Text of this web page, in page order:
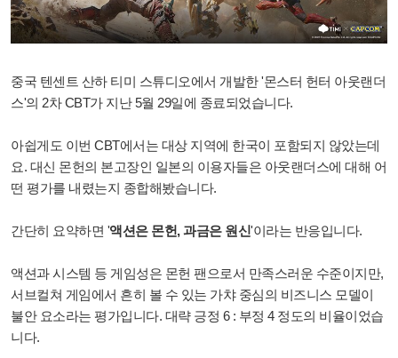
중국 텐센트 산하 티미 스튜디오에서 개발한 '몬스터 헌터 아웃랜더
스'의 2차 CBT가 지난 5월 29일에 종료되었습니다.
아쉽게도 이번 CBT에서는 대상 지역에 한국이 포함되지 않았는데
요. 대신 몬헌의 본고장인 일본의 이용자들은 아웃랜더스에 대해 어
떤 평가를 내렸는지 종합해봤습니다.
간단히 요약하면 '액션은 몬헌, 과금은 원신'이라는 반응입니다.
액션과 시스템 등 게임성은 몬헌 팬으로서 만족스러운 수준이지만,
서브컬쳐 게임에서 흔히 볼 수 있는 가챠 중심의 비즈니스 모델이
불안 요소라는 평가입니다. 대략 긍정 6 : 부정 4 정도의 비율이었습
니다.